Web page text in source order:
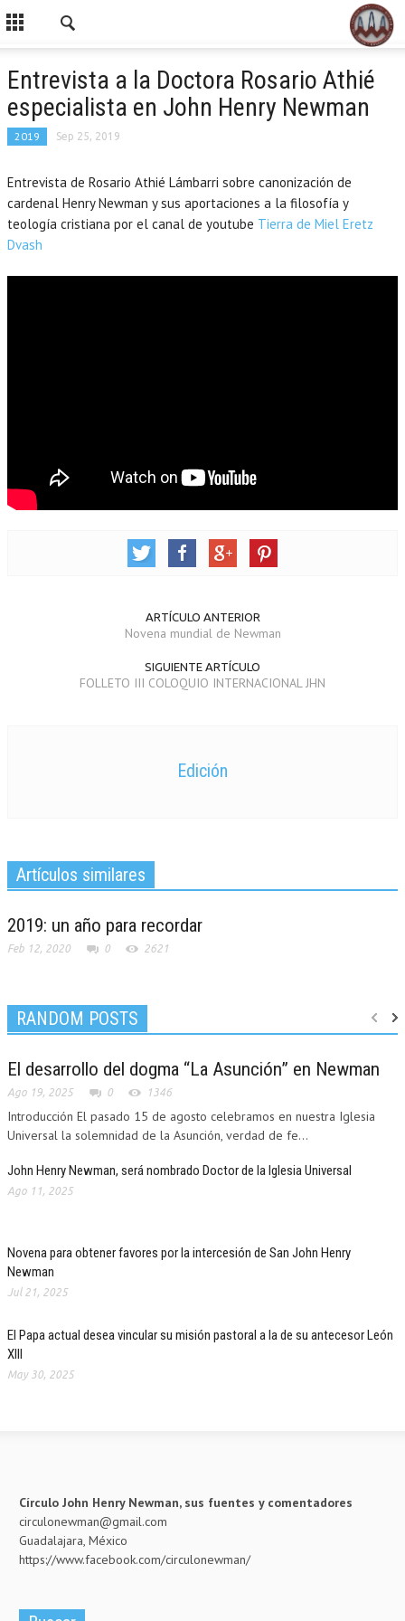
Entrevista a la Doctora Rosario Athié
especialista en John Henry Newman
2019 Sep 25, 2019
Entrevista de Rosario Athié Lámbarri sobre canonización de
cardenal Henry Newman y sus aportaciones a la filosofía y
teología cristiana por el canal de youtube Tierra de Miel Eretz
Dvash
ARTÍCULO ANTERIOR
Novena mundial de Newman
SIGUIENTE ARTÍCULO
FOLLETO III COLOQUIO INTERNACIONAL JHN
Edición
Artículos similares
2019: un año para recordar
Feb 12, 2020 0 2621
RANDOM POSTS
El desarrollo del dogma “La Asunción” en Newman
Ago 19, 2025 0 1346
Introducción El pasado 15 de agosto celebramos en nuestra Iglesia
Universal la solemnidad de la Asunción, verdad de fe...
John Henry Newman, será nombrado Doctor de la Iglesia Universal
Ago 11, 2025
Novena para obtener favores por la intercesión de San John Henry
Newman
Jul 21, 2025
El Papa actual desea vincular su misión pastoral a la de su antecesor León
XIII
May 30, 2025
Círculo John Henry Newman, sus fuentes y comentadores
circulonewman@gmail.com
Guadalajara, México
https://www.facebook.com/circulonewman/